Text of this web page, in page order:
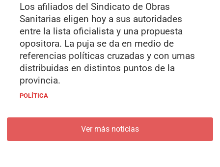
Los afiliados del Sindicato de Obras
Sanitarias eligen hoy a sus autoridades
entre la lista oficialista y una propuesta
opositora. La puja se da en medio de
referencias políticas cruzadas y con urnas
distribuidas en distintos puntos de la
provincia.
POLÍTICA
Ver más noticias